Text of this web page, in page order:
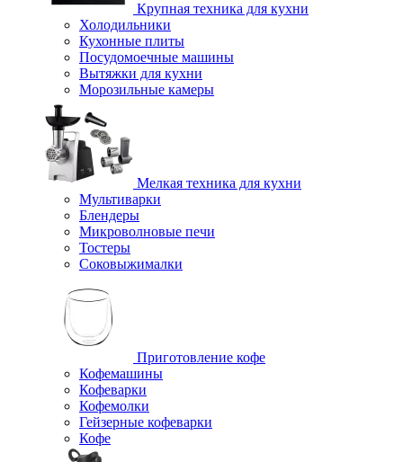
Крупная техника для кухни
Холодильники
Кухонные плиты
Посудомоечные машины
Вытяжки для кухни
Морозильные камеры
Мелкая техника для кухни
Мультиварки
Блендеры
Микроволновые печи
Тостеры
Соковыжималки
Приготовление кофе
Кофемашины
Кофеварки
Кофемолки
Гейзерные кофеварки
Кофе